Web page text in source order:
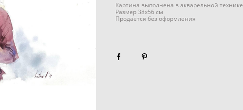
Картина выполнена в акварельной технике
Размер 38x56 см
Продается без оформления